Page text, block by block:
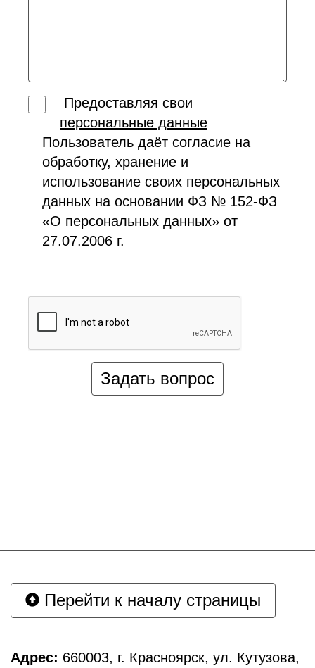
Предоставляя свои
персональные данные
Пользователь даёт согласие на
обработку, хранение и
использование своих персональных
данных на основании ФЗ № 152-ФЗ
«О персональных данных» от
27.07.2006 г.
Задать вопрос
Перейти к началу страницы
Адрес: 660003, г. Красноярск, ул. Кутузова,